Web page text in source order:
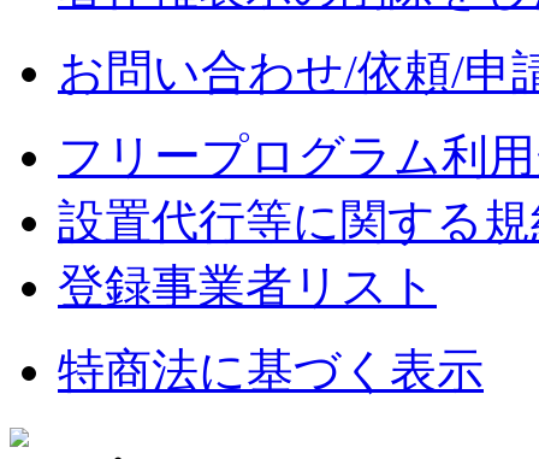
お問い合わせ/依頼/申
フリープログラム利
設置代行等に関する
登録事業者リスト
特商法に基づく表示